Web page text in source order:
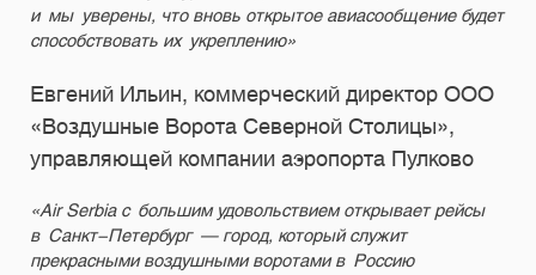
и мы уверены, что вновь открытое авиасообщение будет
способствовать их укреплению»
Евгений Ильин, коммерческий директор ООО
«Воздушные Ворота Северной Столицы»,
управляющей компании аэропорта Пулково
«Air Serbia с большим удовольствием открывает рейсы
в Санкт-Петербург — город, который служит
прекрасными воздушными воротами в Россию